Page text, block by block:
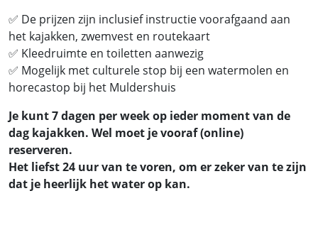
✅ De prijzen zijn inclusief instructie voorafgaand aan
het kajakken, zwemvest en routekaart
✅ Kleedruimte en toiletten aanwezig
✅ Mogelijk met culturele stop bij een watermolen en
horecastop bij het Muldershuis
Je kunt 7 dagen per week op ieder moment van de
dag kajakken. Wel moet je vooraf (online)
reserveren.
Het liefst 24 uur van te voren, om er zeker van te zijn
dat je heerlijk het water op kan.